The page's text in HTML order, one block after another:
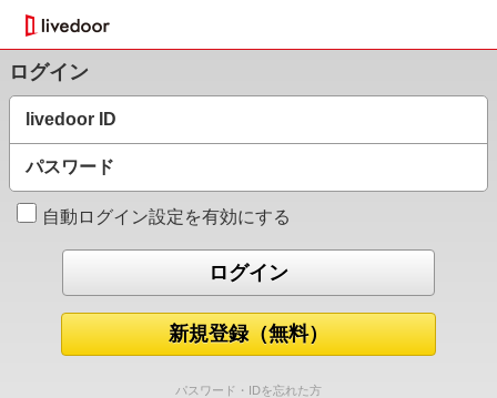
ログイン
livedoor ID
パスワード
自動ログイン設定を有効にする
新規登録（無料）
パスワード・IDを忘れた方